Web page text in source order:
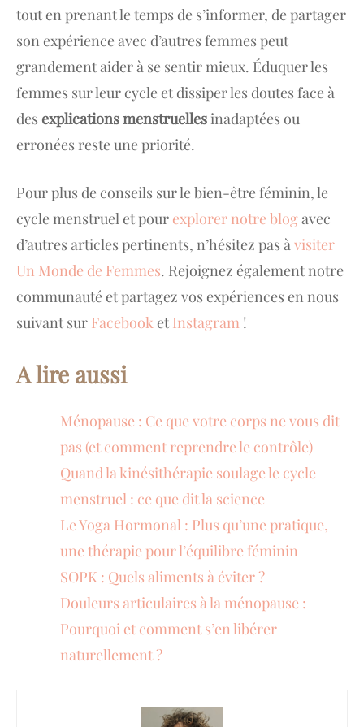
tout en prenant le temps de s’informer, de partager
son expérience avec d’autres femmes peut
grandement aider à se sentir mieux. Éduquer les
femmes sur leur cycle et dissiper les doutes face à
des explications menstruellesinadaptées ou
erronées reste une priorité.
Pour plus de conseils sur le bien-être féminin, le
cycle menstruel et pour explorer notre blogavec
d’autres articles pertinents, n’hésitez pas àvisiter
Un Monde de Femmes. Rejoignez également notre
communauté et partagez vos expériences en nous
suivant sur Facebook etInstagram !
A lire aussi
Ménopause : Ce que votre corps ne vous dit
pas (et comment reprendre le contrôle)
Quand la kinésithérapie soulage le cycle
menstruel : ce que dit la science
Le Yoga Hormonal : Plus qu’une pratique,
une thérapie pour l’équilibre féminin
SOPK : Quels aliments à éviter ?
Douleurs articulaires à la ménopause :
Pourquoi et comment s’en libérer
naturellement ?